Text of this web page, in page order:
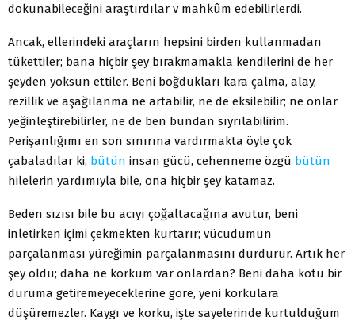
dokunabileceğini araştırdılar v mahkûm edebilirlerdi.
Ancak, ellerindeki araçların hepsini birden kullanmadan
tükettiler; bana hiçbir şey bırakmamakla kendilerini de her
şeyden yoksun ettiler. Beni boğdukları kara çalma, alay,
rezillik ve aşağılanma ne artabilir, ne de eksilebilir; ne onlar
yeğinleştirebilirler, ne de ben bundan sıyrılabilirim.
Perişanlığımı en son sınırına vardırmakta öyle çok
çabaladılar ki, bütün insan gücü, cehenneme özgü bütün
hilelerin yardımıyla bile, ona hiçbir şey katamaz.
Beden sızısı bile bu acıyı çoğaltacağına avutur, beni
inletirken içimi çekmekten kurtarır; vücudumun
parçalanması yüreğimin parçalanmasını durdurur. Artık her
şey oldu; daha ne korkum var onlardan? Beni daha kötü bir
duruma getiremeyeceklerine göre, yeni korkulara
düşüremezler. Kaygı ve korku, işte sayelerinde kurtulduğum